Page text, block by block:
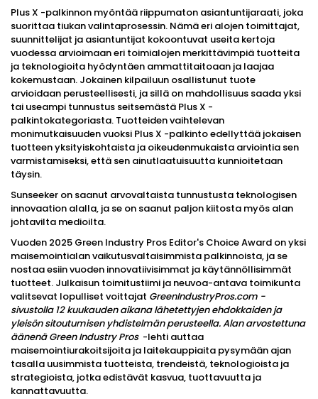
Plus X -palkinnon myöntää riippumaton asiantuntijaraati, joka
suorittaa tiukan valintaprosessin. Nämä eri alojen toimittajat,
suunnittelijat ja asiantuntijat kokoontuvat useita kertoja
vuodessa arvioimaan eri toimialojen merkittävimpiä tuotteita
ja teknologioita hyödyntäen ammattitaitoaan ja laajaa
kokemustaan. Jokainen kilpailuun osallistunut tuote
arvioidaan perusteellisesti, ja sillä on mahdollisuus saada yksi
tai useampi tunnustus seitsemästä Plus X -
palkintokategoriasta. Tuotteiden vaihtelevan
monimutkaisuuden vuoksi Plus X -palkinto edellyttää jokaisen
tuotteen yksityiskohtaista ja oikeudenmukaista arviointia sen
varmistamiseksi, että sen ainutlaatuisuutta kunnioitetaan
täysin.
Sunseeker on saanut arvovaltaista tunnustusta teknologisen
innovaation alalla, ja se on saanut paljon kiitosta myös alan
johtavilta medioilta.
Vuoden 2025 Green Industry Pros Editor's Choice Award on yksi
maisemointialan vaikutusvaltaisimmista palkinnoista, ja se
nostaa esiin vuoden innovatiivisimmat ja käytännöllisimmät
tuotteet. Julkaisun toimitustiimi ja neuvoa-antava toimikunta
valitsevat lopulliset voittajat GreenIndustryPros.com -
sivustolla 12 kuukauden aikana lähetettyjen ehdokkaiden ja
yleisön sitoutumisen yhdistelmän perusteella. Alan arvostettuna
äänenäGreen Industry Pros-lehti auttaa
maisemointiurakoitsijoita ja laitekauppiaita pysymään ajan
tasalla uusimmista tuotteista, trendeistä, teknologioista ja
strategioista, jotka edistävät kasvua, tuottavuutta ja
kannattavuutta.